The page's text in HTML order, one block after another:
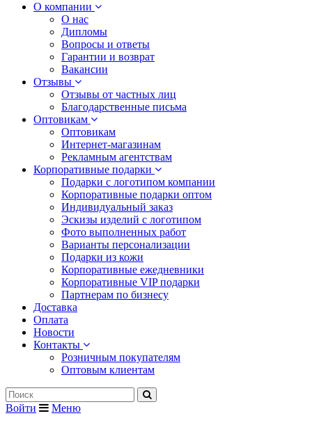
О компании
О нас
Дипломы
Вопросы и ответы
Гарантии и возврат
Вакансии
Отзывы
Отзывы от частных лиц
Благодарственные письма
Оптовикам
Оптовикам
Интернет-магазинам
Рекламным агентствам
Корпоративные подарки
Подарки с логотипом компании
Корпоративные подарки оптом
Индивидуальный заказ
Эскизы изделий с логотипом
Фото выполненных работ
Варианты персонализации
Подарки из кожи
Корпоративные ежедневники
Корпоративные VIP подарки
Партнерам по бизнесу
Доставка
Оплата
Новости
Контакты
Розничным покупателям
Оптовым клиентам
Войти
Меню